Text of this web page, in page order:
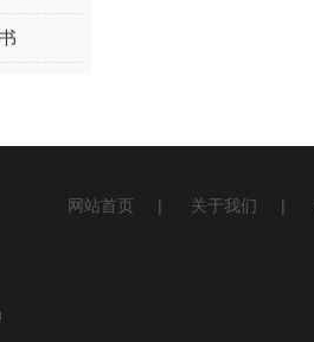
网站首页 | 关于我们 |